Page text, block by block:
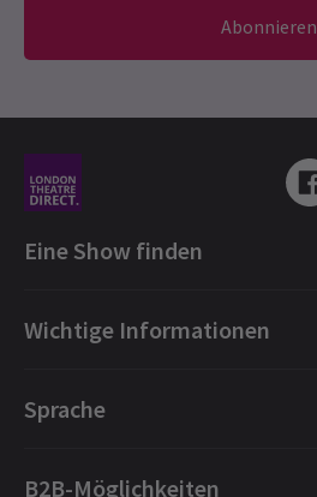
Abonnieren
Eine Show finden
London Musicals
London Tanz
Wichtige Informationen
Buchungsschutz
Sprache
B2B-Möglichkeiten